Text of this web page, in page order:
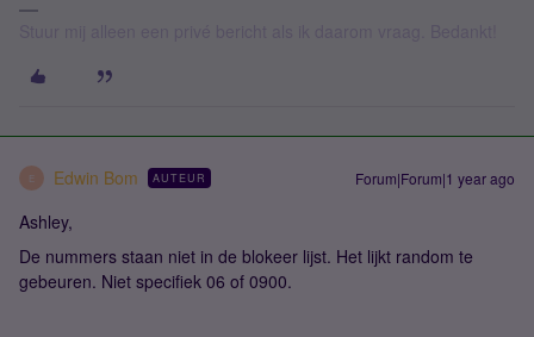
E Edwin Bom AUTEUR Forum|Forum|1 year ago
Ashley,
De nummers staan niet in de blokeer lijst. Het lijkt random te
gebeuren. Niet specifiek 06 of 0900.